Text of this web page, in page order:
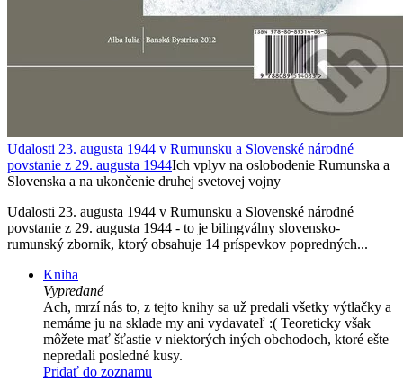
Udalosti 23. augusta 1944 v Rumunsku a Slovenské národné
povstanie z 29. augusta 1944Ich vplyv na oslobodenie Rumunska a
Slovenska a na ukončenie druhej svetovej vojny
Udalosti 23. augusta 1944 v Rumunsku a Slovenské národné
povstanie z 29. augusta 1944 - to je bilingválny slovensko-
rumunský zbornik, ktorý obsahuje 14 príspevkov popredných...
Kniha
Vypredané
Ach, mrzí nás to, z tejto knihy sa už predali všetky výtlačky a
nemáme ju na sklade my ani vydavateľ :( Teoreticky však
môžete mať šťastie v niektorých iných obchodoch, ktoré ešte
nepredali posledné kusy.
Pridať do zoznamu